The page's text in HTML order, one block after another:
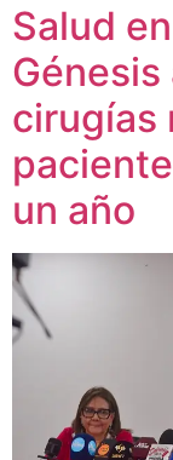
Salud
cirugías
un año